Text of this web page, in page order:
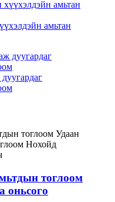
амьтан
тоглоом
оньсого